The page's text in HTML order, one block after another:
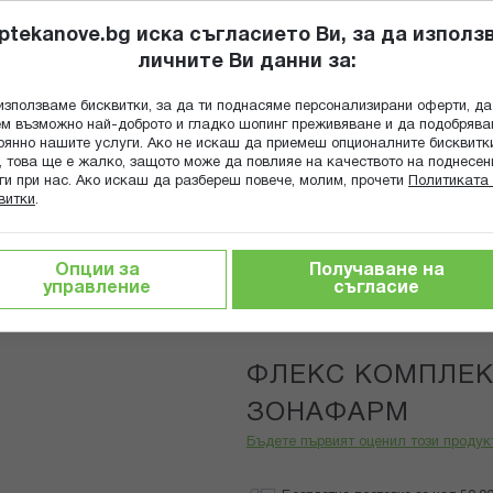
Търсене
ПОПИТАЙ
ГРИЖА ЗА МАЙКАТА И ДЕТЕТО ХРАНИТЕЛНИ ДОБАВКИ
ZonaPharm
ФЛЕКС
ЗОНАФАРМ
Бъдете първият оценил този
иска съгласието Ви, за да
личните Ви данни за:
бисквитки, за да ти поднасяме персонализирани оферти, да
възможно най-доброто и гладко шопинг преживяване и да
нашите услуги. Ако не искаш да приемеш опционалните
това ще е жалко, защото може да повлияе на качеството на
при нас. Ако искаш да разбереш повече, молим, прочети
Политиката
.
Опции за
управление
Получаване на
съгласие